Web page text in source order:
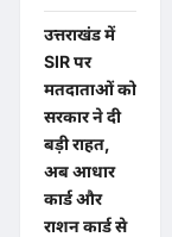
उत्तराखंड में
SIR पर
मतदाताओं को
सरकार ने दी
बड़ी राहत,
अब आधार
कार्ड और
राशन कार्ड से